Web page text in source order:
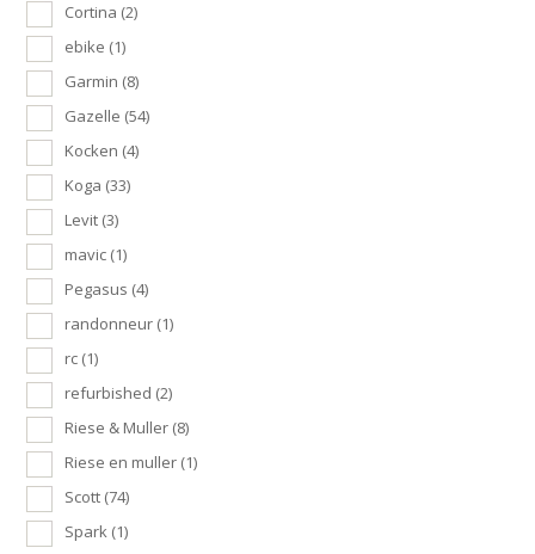
Cortina (2)
ebike (1)
Garmin (8)
Gazelle (54)
Kocken (4)
Koga (33)
Levit (3)
mavic (1)
Pegasus (4)
randonneur (1)
rc (1)
refurbished (2)
Riese & Muller (8)
Riese en muller (1)
Scott (74)
Spark (1)